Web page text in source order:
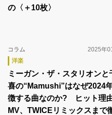
の〈＋10枚〉
コラム
2025年
洋楽
ミーガン・ザ・スタリオンと
喜の“Mamushi”はなぜ2024
徴する曲なのか? ヒット理
MV、TWICEリミックスまで